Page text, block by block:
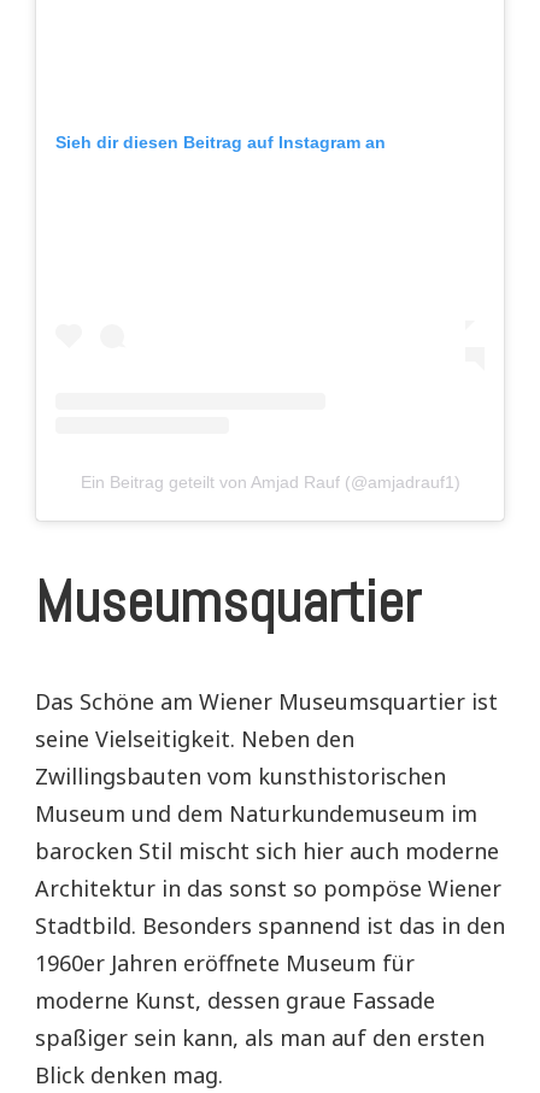
Sieh dir diesen Beitrag auf Instagram an
Ein Beitrag geteilt von Amjad Rauf (@amjadrauf1)
Museumsquartier
Das Schöne am Wiener Museumsquartier ist
seine Vielseitigkeit. Neben den
Zwillingsbauten vom kunsthistorischen
Museum und dem Naturkundemuseum im
barocken Stil mischt sich hier auch moderne
Architektur in das sonst so pompöse Wiener
Stadtbild. Besonders spannend ist das in den
1960er Jahren eröffnete Museum für
moderne Kunst, dessen graue Fassade
spaßiger sein kann, als man auf den ersten
Blick denken mag.